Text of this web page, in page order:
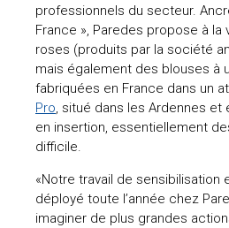
professionnels du secteur.
France », Paredes propose à
roses (produits par la société
mais également des blouses à
fabriquées en France dans un
Pro , situé dans les Ardennes
en insertion, essentiellement
difficile.
«Notre travail de sensibilisation
déployé toute l’année chez
imaginer de plus grandes